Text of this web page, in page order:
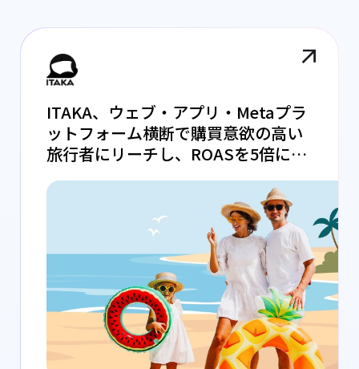
ITAKA、ウェブ・アプリ・Metaプラ
ットフォーム横断で購買意欲の高い
旅行者にリーチし、ROASを5倍に拡
大